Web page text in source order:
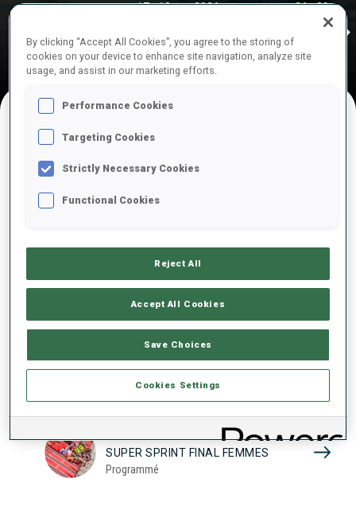
17—18 oct. 2026
26—29 nov.
IDREIdre
COMPÉTITIONS À VENIR
17
SUPER SPRINT QUAL. FEMMES
Programmé
sam.10:20
SUPER SPRINT QUAL. HOMMES
Programmé
SUPER SPRINT FINAL FEMMES
Programmé
By clicking “Accept All Cookies”, you agree to the storing of
cookies on your device to enhance site navigation, analyze site
usage, and assist in our marketing efforts.
Performance Cookies
Targeting Cookies
Strictly Necessary Cookies
Functional Cookies
Reject All
Accept All Cookies
Save Choices
Cookies Settings